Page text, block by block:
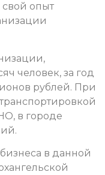
опыт
человек, за год
рублей. При
в городе
в данной